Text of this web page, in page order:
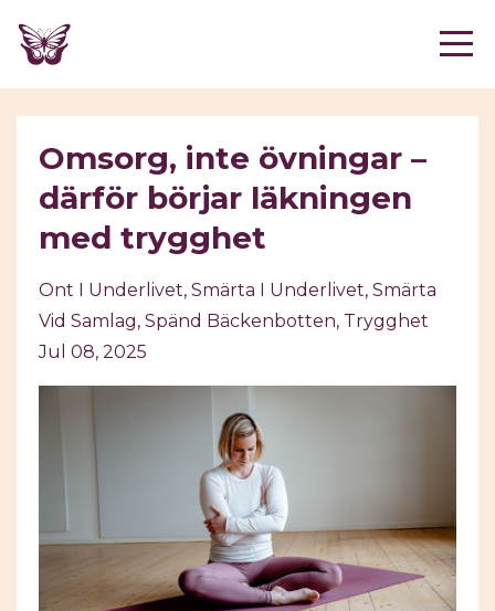
Omsorg, inte övningar –
därför börjar läkningen
med trygghet
Ont I Underlivet Smärta I Underlivet Smärta
Vid Samlag Spänd Bäckenbotten Trygghet
Jul 08, 2025